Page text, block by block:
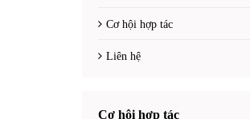
Cơ hội hợp tác
Liên hệ
Cơ hội hợp tác